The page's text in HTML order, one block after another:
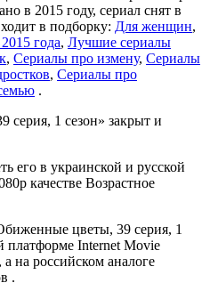
в 2015 году, сериал снят в
в подборку: Для женщин,
года, Лучшие сериалы
, Сериалы про измену, Сериалы
, Сериалы про
.
1 сезон» закрыт и
его в украинской и русской
качестве Возрастное
цветы, 39 серия, 1
платформе Internet Movie
а на российском аналоге
.